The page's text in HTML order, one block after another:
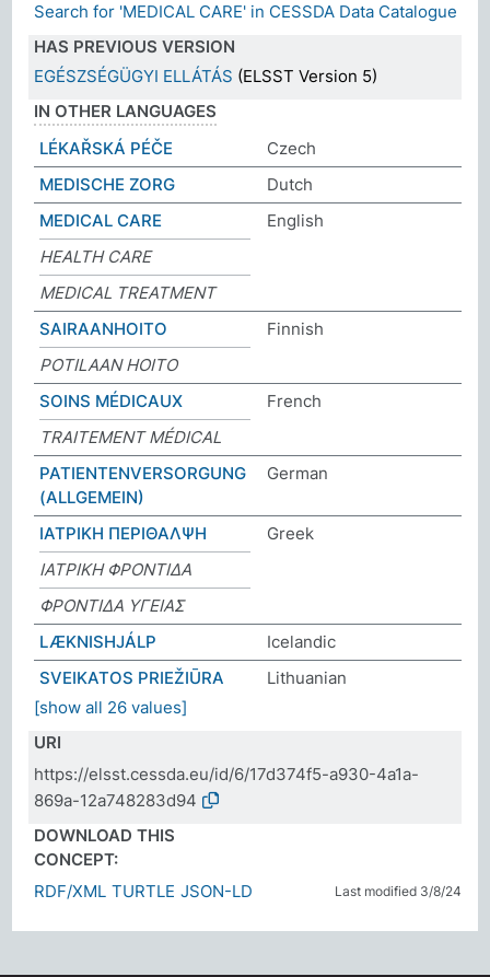
Search for 'MEDICAL CARE' in CESSDA Data Catalogue
HAS PREVIOUS VERSION
EGÉSZSÉGÜGYI ELLÁTÁS (ELSST Version 5)
IN OTHER LANGUAGES
LÉKAŘSKÁ PÉČE
Czech
MEDISCHE ZORG
Dutch
MEDICAL CARE
English
HEALTH CARE
MEDICAL TREATMENT
SAIRAANHOITO
Finnish
POTILAAN HOITO
SOINS MÉDICAUX
French
TRAITEMENT MÉDICAL
PATIENTENVERSORGUNG
(ALLGEMEIN)
German
ΙΑΤΡΙΚΗ ΠΕΡΙΘΑΛΨΗ
Greek
ΙΑΤΡΙΚΗ ΦΡΟΝΤΙΔΑ
ΦΡΟΝΤΙΔΑ ΥΓΕΙΑΣ
LÆKNISHJÁLP
Icelandic
SVEIKATOS PRIEŽIŪRA
Lithuanian
[show all 26 values]
URI
https://elsst.cessda.eu/id/6/17d374f5-a930-4a1a-
869a-12a748283d94
DOWNLOAD THIS
CONCEPT:
RDF/XML TURTLE JSON-LD Last modified 3/8/24